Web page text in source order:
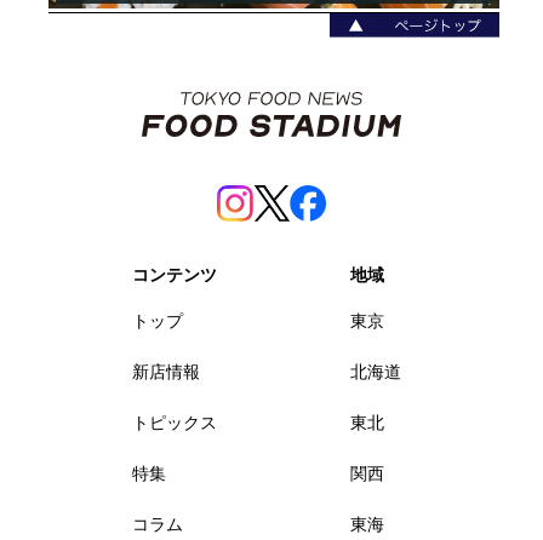
コンテンツ
トップ
新店情報
トピックス
特集
コラム
地域
東京
北海道
東北
関西
東海